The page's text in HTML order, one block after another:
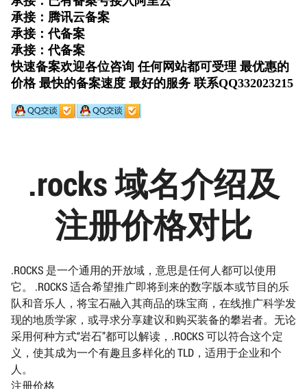
.rocks 域名介绍及
注册价格对比
.ROCKS 是一个通用的开放域，意思是任何人都可以使用
它。 .ROCKS 适合希望推广即将到来的数字版本或节目的乐
队和音乐人，将宝石融入其商品的珠宝商，在线推广科学发
现的地质学家，或寻求分享建议和购买装备的攀岩者。无论
采用何种方式“岩石”都可以解读，.ROCKS 可以符合这个定
义，使其成为一个有趣且多样化的 TLD，适用于企业和个
人。
注册价格